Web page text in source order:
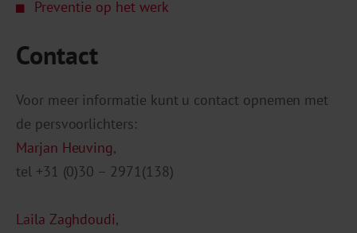
Preventie op het werk
Contact
Voor meer informatie kunt u contact opnemen met
de persvoorlichters:
Marjan Heuving,
tel +31 (0)30 – 2971(138)
Laila Zaghdoudi,